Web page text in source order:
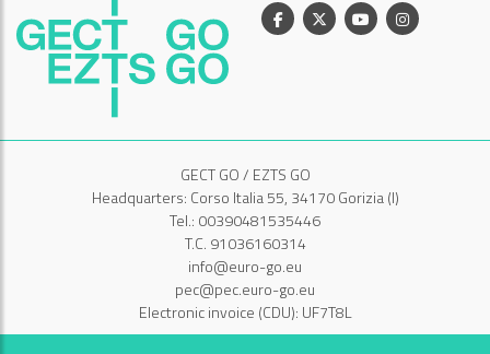
Facebook
X YoutubeInstagram
GECT GO / EZTS GO
Headquarters: Corso Italia 55, 34170 Gorizia (I)
Tel.: 00390481535446
T.C. 91036160314
info@euro-go.eu
pec@pec.euro-go.eu
Electronic invoice (CDU): UF7T8L